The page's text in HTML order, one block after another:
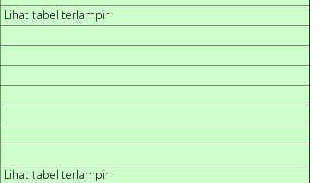
Lihat tabel terlampir
Lihat tabel terlampir